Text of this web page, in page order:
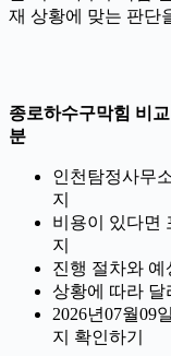
재 상황에 맞는 판단
종로하수구막힘 비
분
인천탐정사무
지
비용이 있다면
지
진행 절차와 예
상황에 따라 달
2026년07월09
지 확인하기